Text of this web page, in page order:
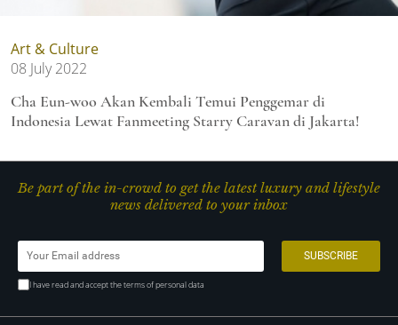
Art & Culture
08 July 2022
Cha Eun-woo Akan Kembali Temui Penggemar di
Indonesia Lewat Fanmeeting Starry Caravan di Jakarta!
Be part of the in-crowd to get the latest luxury and lifestyle
news delivered to your inbox
I have read and accept the terms of personal data